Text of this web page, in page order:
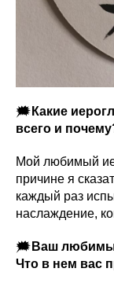
🗯 Какие
всего и
Мой любимый
причине я
каждый раз
наслаждение,
🗯 Ваш
Что в нем вас